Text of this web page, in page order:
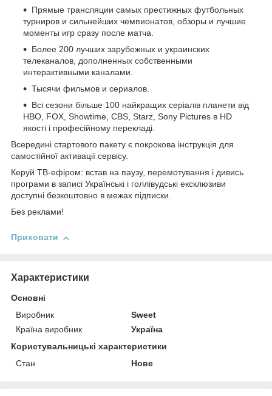
Прямые трансляции самых престижных футбольных
турниров и сильнейших чемпионатов, обзоры и лучшие
моменты игр сразу после матча.
Более 200 лучших зарубежных и украинских
телеканалов, дополненных собственными
интерактивными каналами.
Тысячи фильмов и сериалов.
Всі сезони більше 100 найкращих серіалів планети від
HBO, FOX, Showtime, CBS, Starz, Sony Pictures в HD
якості і професійному перекладі.
Всередині стартового пакету є покрокова інструкція для
самостійної активації сервісу.
Керуй ТВ-ефіром: встав на паузу, перемотування і дивись
програми в записі Українські і голлівудські ексклюзиви
доступні безкоштовно в межах підписки.
Без реклами!
Приховати
Характеристики
Основні
Виробник
Sweet
Країна виробник
Україна
Користувальницькі характеристики
Стан
Нове